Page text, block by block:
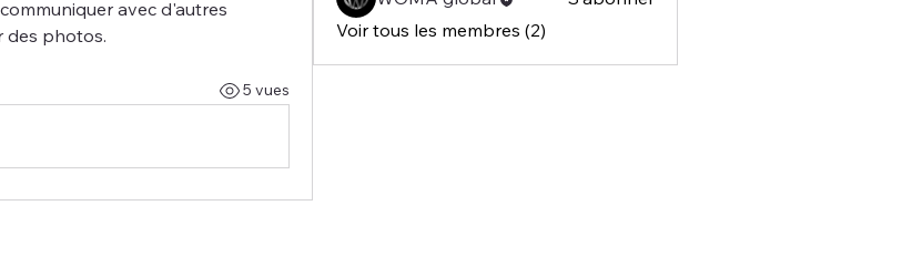
avec d'autres
des photos.
5 vues
Voir tous les membres (2)